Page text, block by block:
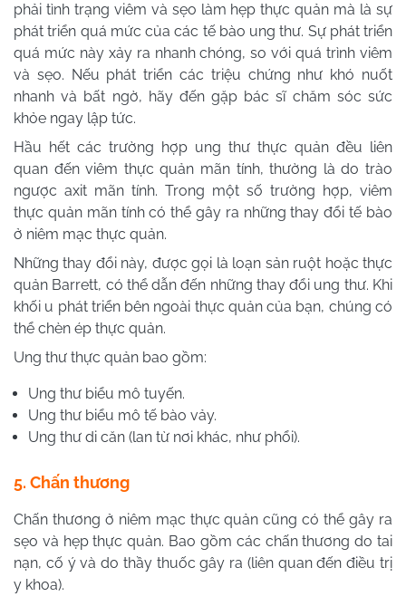
phải tình trạng viêm và sẹo làm hẹp thực quản mà là sự
phát triển quá mức của các tế bào ung thư. Sự phát triển
quá mức này xảy ra nhanh chóng, so với quá trình viêm
và sẹo. Nếu phát triển các triệu chứng như khó nuốt
nhanh và bất ngờ, hãy đến gặp bác sĩ chăm sóc sức
khỏe ngay lập tức.
Hầu hết các trường hợp ung thư thực quản đều liên
quan đến viêm thực quản mãn tính, thường là do trào
ngược axit mãn tính. Trong một số trường hợp, viêm
thực quản mãn tính có thể gây ra những thay đổi tế bào
ở niêm mạc thực quản.
Những thay đổi này, được gọi là loạn sản ruột hoặc thực
quản Barrett, có thể dẫn đến những thay đổi ung thư. Khi
khối u phát triển bên ngoài thực quản của bạn, chúng có
thể chèn ép thực quản.
Ung thư thực quản bao gồm:
Ung thư biểu mô tuyến.
Ung thư biểu mô tế bào vảy.
Ung thư di căn (lan từ nơi khác, như phổi).
5. Chấn thương
Chấn thương ở niêm mạc thực quản cũng có thể gây ra
sẹo và hẹp thực quản. Bao gồm các chấn thương do tai
nạn, cố ý và do thầy thuốc gây ra (liên quan đến điều trị
y khoa).